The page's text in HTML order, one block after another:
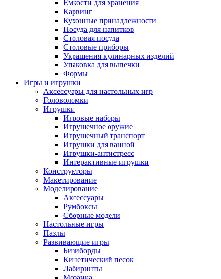
Емкости для хранения
Карвинг
Кухонные принадлежности
Посуда для напитков
Столовая посуда
Столовые приборы
Украшения кулинарных изделий
Упаковка для выпечки
Формы
Игры и игрушки
Аксессуары для настольных игр
Головоломки
Игрушки
Игровые наборы
Игрушечное оружие
Игрушечный транспорт
Игрушки для ванной
Игрушки-антистресс
Интерактивные игрушки
Конструкторы
Макетирование
Моделирование
Аксессуары
Румбоксы
Сборные модели
Настольные игры
Пазлы
Развивающие игры
Бизиборды
Кинетический песок
Лабиринты
Мозаика